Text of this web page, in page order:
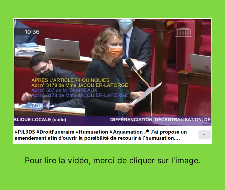
Pour lire la vidéo, merci de cliquer sur l'image.